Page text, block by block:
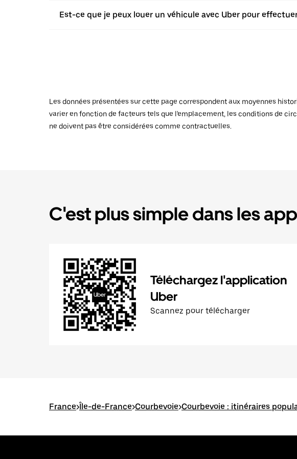
Est-ce que je peux louer un véhicule avec Uber pour
Les données présentées sur cette page correspondent aux moyennes
varier en fonction de facteurs tels que l'emplacement, les conditions de
ne doivent pas être considérées comme contractuelles.
C'est plus simple dans les
Téléchargez l'application
Uber
Scannez pour télécharger
France>Île-de-France>Courbevoie>Courbevoie : itinéraires